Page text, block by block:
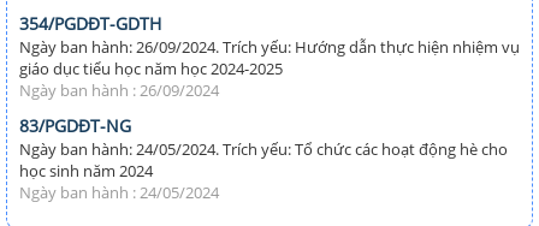
354/PGDĐT-GDTH
Ngày ban hành: 26/09/2024. Trích yếu: Hướng dẫn thực hiện nhiệm vụ
giáo dục tiểu học năm học 2024-2025
Ngày ban hành : 26/09/2024
83/PGDĐT-NG
Ngày ban hành: 24/05/2024. Trích yếu: Tổ chức các hoạt động hè cho
học sinh năm 2024
Ngày ban hành : 24/05/2024